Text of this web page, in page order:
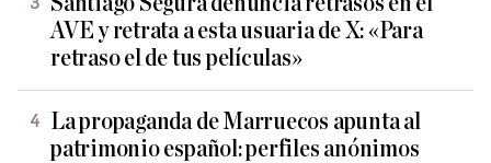
AVE y retrata a esta usuaria de X: «Para
retraso el de tus películas»
La propaganda de Marruecos apunta al
patrimonio español: perfiles anónimos